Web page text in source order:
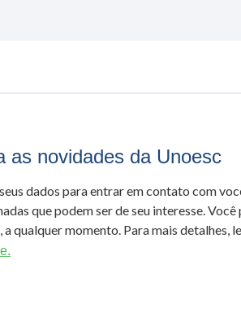
as novidades da Unoesc
dados para entrar em contato com
que podem ser de seu interesse.
a qualquer momento. Para mais detalhes,